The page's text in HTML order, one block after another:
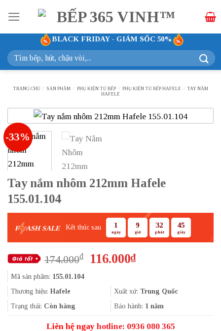
qua
nội
dung
BLACK FRIDAY - GIẢM SỐC 50%
Tìm
kiếm:
TRANG CHỦ / SẢN PHẨM / PHỤ KIỆN TỦ BẾP / PHỤ KIỆN TỦ BẾP HAFELE / TAY NẮM
HAFELE
-33%
Tay nắm nhôm 212mm Hafele
155.01.104
F ASH SALE Kết thúc sau 1
ngày
9
giờ
32
phút
44
giây
174.000₫
Giá
174.000₫.
116.000₫Giá
là:
116.000₫.
Mã sản phẩm: 155.01.104
Thương hiệu: Hafele Xuất xứ: Trung Quốc
Trạng thái: Còn hàng Bảo hành: 1 năm
Liên hệ ngay hotline: 0936 080 365